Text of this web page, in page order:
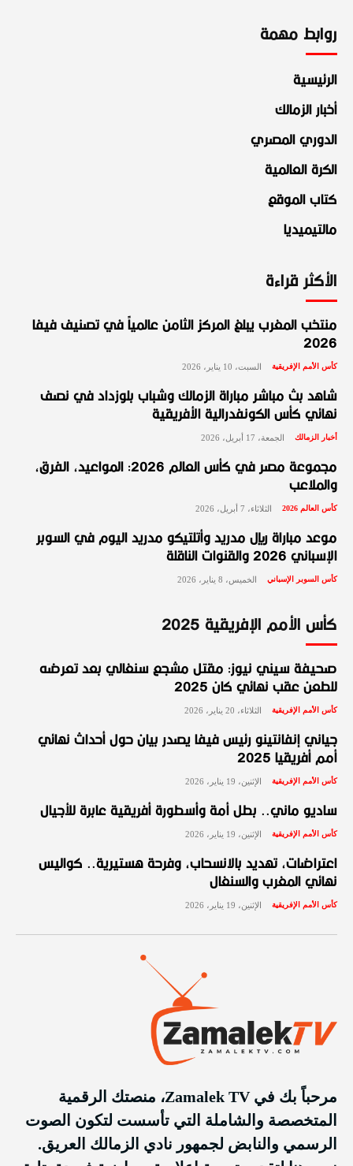
روابط مهمة
الرئيسية
أخبار الزمالك
الدوري المصري
الكرة العالمية
كتاب الموقع
مالتيميديا
الأكثر قراءة
منتخب المغرب يبلغ المركز الثامن عالمياً في تصنيف فيفا
2026
كأس الأمم الإفريقية السبت، 10 يناير، 2026
شاهد بث مباشر مباراة الزمالك وشباب بلوزداد في نصف
نهائي كأس الكونفدرالية الأفريقية
أخبار الزمالك الجمعة، 17 أبريل، 2026
مجموعة مصر في كأس العالم 2026: المواعيد، الفرق،
والملاعب
كأس العالم 2026 الثلاثاء، 7 أبريل، 2026
موعد مباراة ريال مدريد وأتلتيكو مدريد اليوم في السوبر
الإسباني 2026 والقنوات الناقلة
كأس السوبر الإسباني الخميس، 8 يناير، 2026
كأس الأمم الإفريقية 2025
صحيفة سيني نيوز: مقتل مشجع سنغالي بعد تعرضه
للطعن عقب نهائي كان 2025
كأس الأمم الإفريقية الثلاثاء، 20 يناير، 2026
جياني إنفانتينو رئيس فيفا يصدر بيان حول أحداث نهائي
أمم أفريقيا 2025
كأس الأمم الإفريقية الإثنين، 19 يناير، 2026
ساديو ماني.. بطل أمة وأسطورة أفريقية عابرة للأجيال
كأس الأمم الإفريقية الإثنين، 19 يناير، 2026
اعتراضات، تهديد بالانسحاب، وفرحة هستيرية.. كواليس
نهائي المغرب والسنغال
كأس الأمم الإفريقية الإثنين، 19 يناير، 2026
مرحباً بك في Zamalek TV، منصتك الرقمية
المتخصصة والشاملة التي تأسست لتكون الصوت
الرسمي والنابض لجمهور نادي الزمالك العريق.